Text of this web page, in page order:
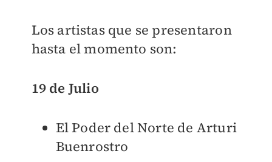
Los artistas que se presentaron
hasta el momento son:
19 de Julio
El Poder del Norte de Arturi
Buenrostro